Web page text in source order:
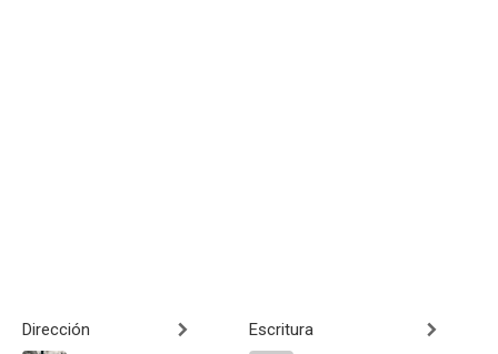
Dirección
Escritura